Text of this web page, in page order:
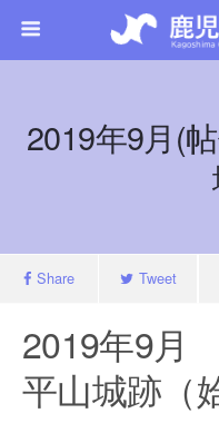
2019年9月(
Share Tweet
2019年9月
平山城跡（